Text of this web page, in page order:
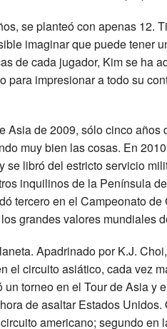
se planteó con apenas 12.
imaginar que puede tener
de cada jugador, Kim se ha
para impresionar a todo su
Asia de 2009, sólo cinco años
muy bien las cosas. En
libró del estricto servicio
inquilinos de la Península
tercero en el Campeonato
grandes valores mundiales
Apadrinado por K.J.
el circuito asiático, cada vez
torneo en el Tour de Asia y
de asaltar Estados Unidos.
americano; segundo en